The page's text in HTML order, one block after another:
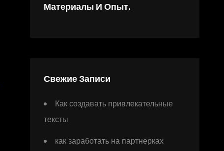
Материалы И Опыт.
Свежие Записи
Как создавать привлекательные
тексты
как заработать на партнерках